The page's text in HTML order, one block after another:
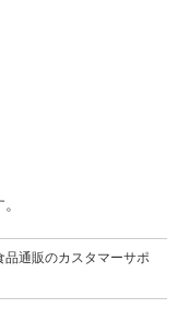
品通販のカスタマーサポ